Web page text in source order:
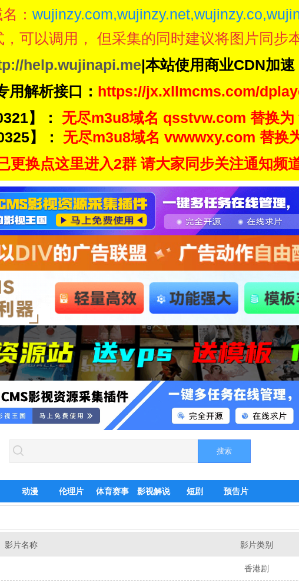
：
可以调用， 但采集的同时建议将图片同步
help.wujinapi.me|本站使用商业CDN加速
用解析接口： https://jx.xllmcms.com/
】：
无尽m3u8域名 qsstvw.com 替换
】：
无尽m3u8域名 vwwwxy.com 替换
更换点这里进入2群 请大家同步关注通知频
动漫 伦理片 体育赛事 影视解说 短剧 预告片
影片名称 影片类别
香港剧